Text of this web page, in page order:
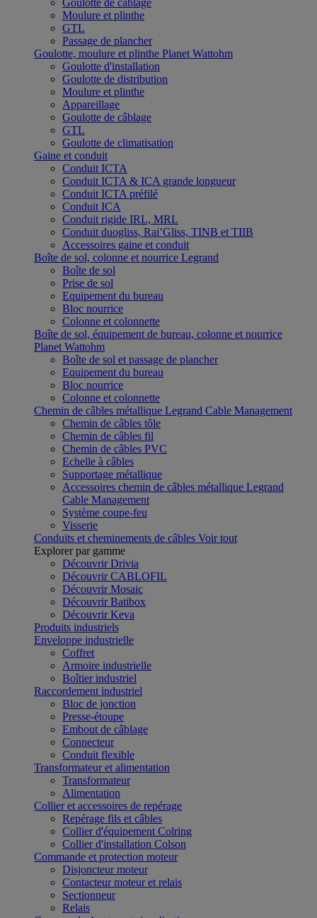
Goulotte de câblage
Moulure et plinthe
GTL
Passage de plancher
Goulotte, moulure et plinthe Planet Wattohm
Goulotte d'installation
Goulotte de distribution
Moulure et plinthe
Appareillage
Goulotte de câblage
GTL
Goulotte de climatisation
Gaine et conduit
Conduit ICTA
Conduit ICTA & ICA grande longueur
Conduit ICTA préfilé
Conduit ICA
Conduit rigide IRL, MRL
Conduit duogliss, Rai’Gliss, TINB et TIIB
Accessoires gaine et conduit
Boîte de sol, colonne et nourrice Legrand
Boîte de sol
Prise de sol
Equipement du bureau
Bloc nourrice
Colonne et colonnette
Boîte de sol, équipement de bureau, colonne et nourrice
Planet Wattohm
Boîte de sol et passage de plancher
Equipement du bureau
Bloc nourrice
Colonne et colonnette
Chemin de câbles métallique Legrand Cable Management
Chemin de câbles tôle
Chemin de câbles fil
Chemin de câbles PVC
Echelle à câbles
Supportage métallique
Accessoires chemin de câbles métallique Legrand
Cable Management
Système coupe-feu
Visserie
Conduits et cheminements de câbles Voir tout
Explorer par gamme
Découvrir Drivia
Découvrir CABLOFIL
Découvrir Mosaic
Découvrir Batibox
Découvrir Keva
Produits industriels
Enveloppe industrielle
Coffret
Armoire industrielle
Boîtier industriel
Raccordement industriel
Bloc de jonction
Presse-étoupe
Embout de câblage
Connecteur
Conduit flexible
Transformateur et alimentation
Transformateur
Alimentation
Collier et accessoires de repérage
Repérage fils et câbles
Collier d'équipement Colring
Collier d'installation Colson
Commande et protection moteur
Disjoncteur moteur
Contacteur moteur et relais
Sectionneur
Relais